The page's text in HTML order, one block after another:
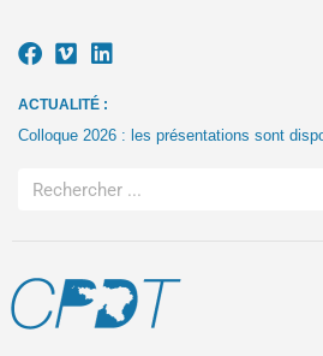
ACTUALITÉ :
Colloque 2026 : les présentations sont